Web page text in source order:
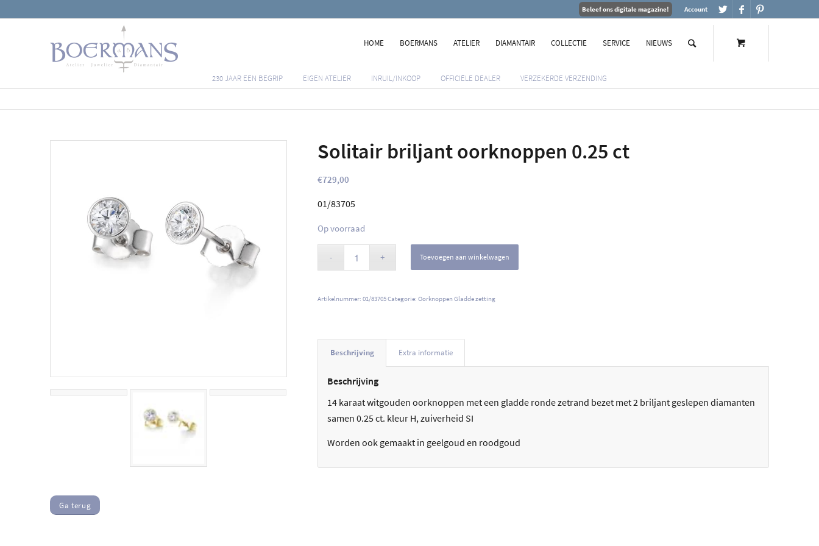
Account
Beleef ons digitale magazine!
HOME BOERMANS ATELIER DIAMANTAIR COLLECTIE SERVICE NIEUWS
230 JAAR EEN BEGRIP EIGEN ATELIER INRUIL/INKOOP OFFICIËLE DEALER VERZEKERDE VERZENDING
Ga terug
Solitair briljant oorknoppen 0.25 ct
€729,00
01/83705
Op voorraad
Toevoegen aan winkelwagen
Artikelnummer:01/83705Categorie:Oorknoppen Gladde zetting
Beschrijving Extra informatie
Beschrijving
14 karaat witgouden oorknoppen met een gladde ronde zetrand bezet met 2 briljant geslepen diamanten
samen 0.25 ct. kleur H, zuiverheid SI
Worden ook gemaakt in geelgoud en roodgoud